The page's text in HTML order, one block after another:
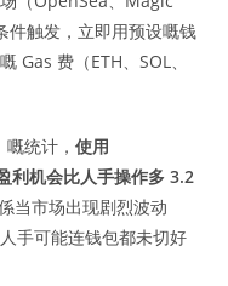
触发，立即用预设嘅钱
Gas 费（ETH、SOL、
嘅统计，使用
利机会比人手操作多 3.2
当市场出现剧烈波动
手可能连钱包都未切好